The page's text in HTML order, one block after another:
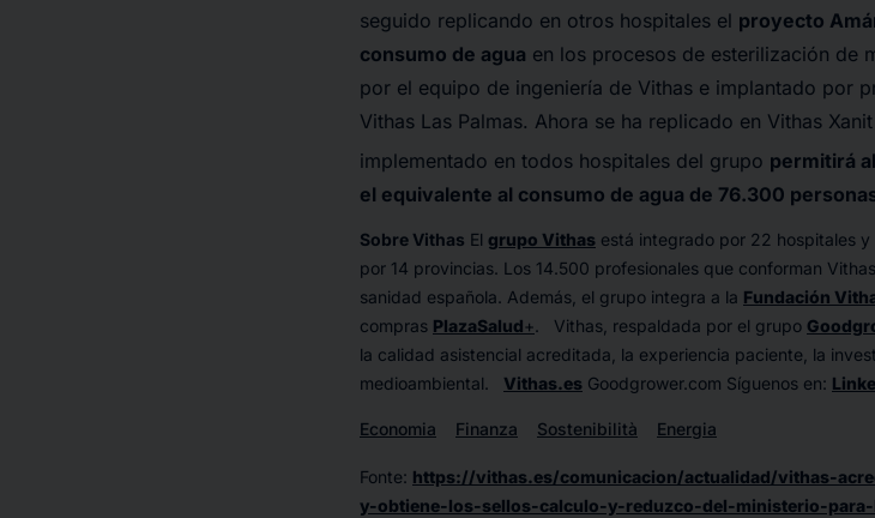
seguido replicando en otros hospitales el proyecto
consumo de agua en los procesos de esterilización de
por el equipo de ingeniería de Vithas e implantado por
Vithas Las Palmas. Ahora se ha replicado en Vithas
implementado en todos hospitales del grupo permitirá
el equivalente al consumo de agua de 76.300
Sobre Vithas El grupo Vithas está integrado por 22 hospitales
por 14 provincias. Los 14.500 profesionales que conforman
sanidad española. Además, el grupo integra a la Fundación
compras PlazaSalud+. Vithas, respaldada por el grupo
la calidad asistencial acreditada, la experiencia paciente, la
medioambiental. Vithas.es Goodgrower.com Síguenos en:
Economia Finanza Sostenibilità Energia
Fonte: https://vithas.es/comunicacion/actualidad/vithas-
y-obtiene-los-sellos-calculo-y-reduzco-del-ministerio-